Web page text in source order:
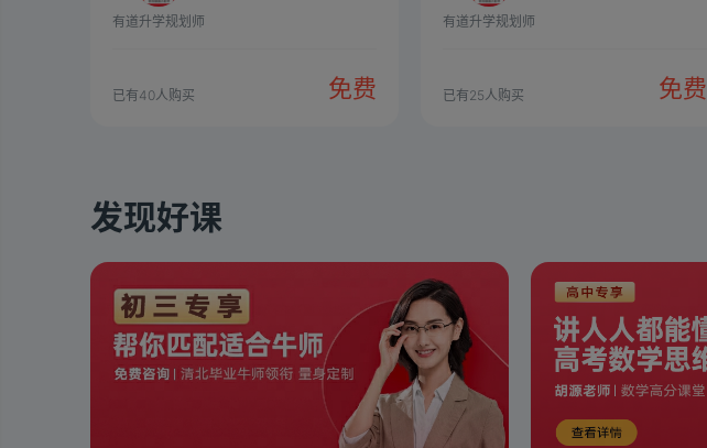
有道升学规划师
已有40人购买 免费
有道升学规划师
已有25人购买 免费
发现好课